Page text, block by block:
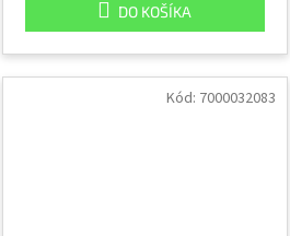
DO KOŠÍKA
Kód: 7000032083